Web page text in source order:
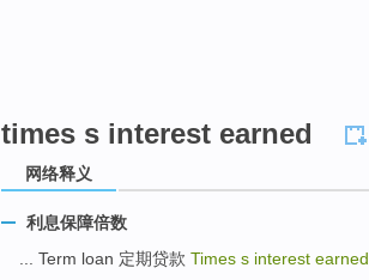
times s interest earned
网络释义
利息保障倍数
... Term loan 定期贷款 Times s interest earned